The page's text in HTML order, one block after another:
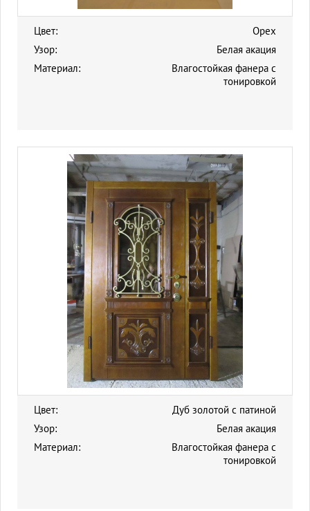
Цвет:
Орех
Узор:
Белая акация
Материал:
Влагостойкая фанера с
тонировкой
Цвет:
Дуб золотой с патиной
Узор:
Белая акация
Материал:
Влагостойкая фанера с
тонировкой